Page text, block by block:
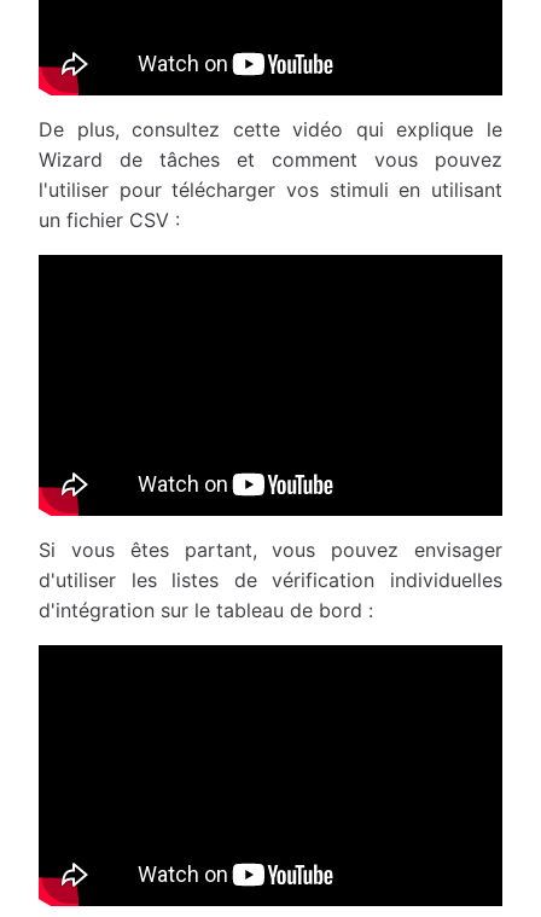
De plus, consultez cette vidéo qui explique le
Wizard de tâches et comment vous pouvez
l'utiliser pour télécharger vos stimuli en utilisant
un fichier CSV :
Si vous êtes partant, vous pouvez envisager
d'utiliser les listes de vérification individuelles
d'intégration sur le tableau de bord :